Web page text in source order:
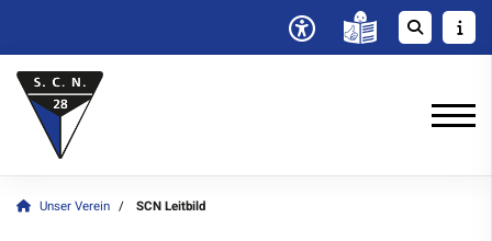
Unser Verein SCN Leitbild